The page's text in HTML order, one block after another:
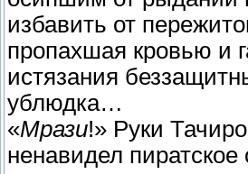
избавить от
пропахшая кровью и
истязания
ублюдка…
«Мрази!» Руки
ненавидел